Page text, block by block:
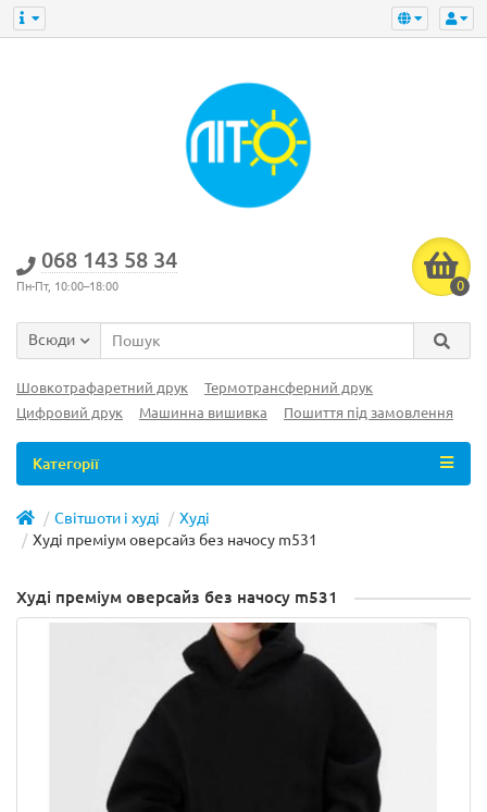
‎068 143 58 34
Пн-Пт, 10:00–18:00 0
Всюди
Шовкотрафаретний друк
Термотрансферний друк
Цифровий друк
Машинна вишивка Пошиття під замовлення
Категорії
Світшоти і худі
Худі
Худі преміум оверсайз без начосу m531
Худі преміум оверсайз без начосу m531